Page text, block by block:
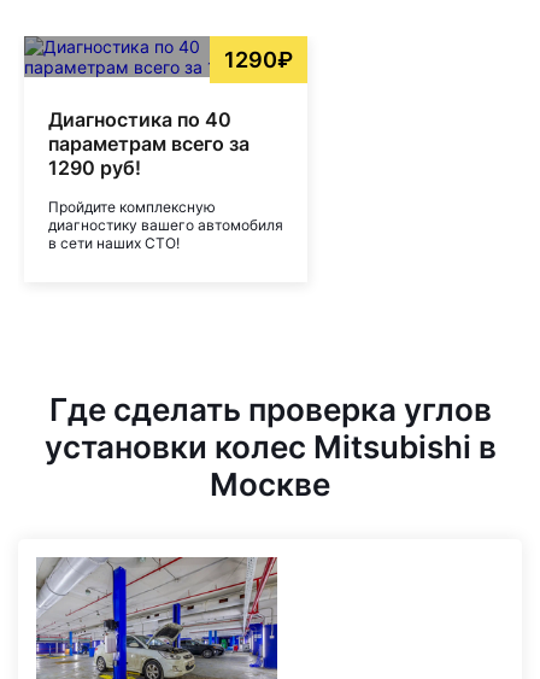
1290₽
Диагностика по 40
параметрам всего за
1290 руб!
Пройдите комплексную
диагностику вашего автомобиля
в сети наших СТО!
Где сделать проверка углов
установки колес Mitsubishi в
Москве